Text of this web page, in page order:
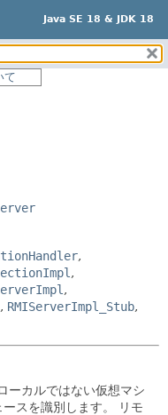
Java SE 18 & JDK 18
ー:
ネスト済
コンストラクタ
メソッド
て
,
,
,
, RMIServerImpl_Stub,
ーカルではない仮想マシ
スを識別します。
リモ